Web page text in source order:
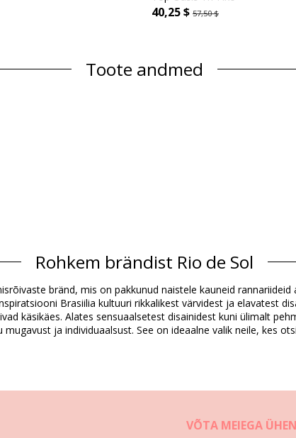
40,25 $ 57,50 $
Toote andmed
(LYCRA) - OEKO-TEX - Chlorine Resistant
(LYCRA) - OEKO-TEX - Chlorine Resistant
Tootekirjeldus
L (7899810303837), XL (7899810303844)
Rohkem brändist Rio de Sol
bränd, mis on pakkunud naistele kauneid
Brasiilia kultuuri rikkalikest värvidest ja elavatest
käsikäes. Alates sensuaalsetest disainidest kuni ülimalt
ja individuaalsust. See on ideaalne valik neile, kes
VÕTA MEIEGA